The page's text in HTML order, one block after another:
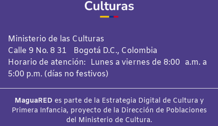
Ministerio de las Culturas
Calle 9 No. 8 31 Bogotá D.C., Colombia
Horario de atención: Lunes a viernes de 8:00 a.m. a
5:00 p.m. (días no festivos)
MaguaRED es parte de la Estrategia Digital de Cultura y
Primera Infancia, proyecto de la Dirección de Poblaciones
del Ministerio de Cultura.